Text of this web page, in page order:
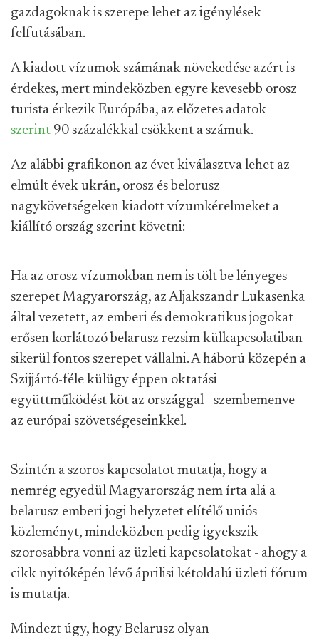
gazdagoknak is szerepe lehet az igénylések
felfutásában.
A kiadott vízumok számának növekedése azért is
érdekes, mert mindeközben egyre kevesebb orosz
turista érkezik Európába, az előzetes adatok
szerint 90 százalékkal csökkent a számuk.
Az alábbi grafikonon az évet kiválasztva lehet az
elmúlt évek ukrán, orosz és belorusz
nagykövetségeken kiadott vízumkérelmeket a
kiállító ország szerint követni:
Ha az orosz vízumokban nem is tölt be lényeges
szerepet Magyarország, az Aljakszandr Lukasenka
által vezetett, az emberi és demokratikus jogokat
erősen korlátozó belarusz rezsim külkapcsolatiban
sikerül fontos szerepet vállalni. A háború közepén a
Szijjártó-féle külügy éppen oktatási
együttműködést köt az országgal - szembemenve
az európai szövetségeseinkkel.
Szintén a szoros kapcsolatot mutatja, hogy a
nemrég egyedül Magyarország nem írta alá a
belarusz emberi jogi helyzetet elítélő uniós
közleményt, mindeközben pedig igyekszik
szorosabbra vonni az üzleti kapcsolatokat - ahogy a
cikk nyitóképén lévő áprilisi kétoldalú üzleti fórum
is mutatja.
Mindezt úgy, hogy Belarusz olyan